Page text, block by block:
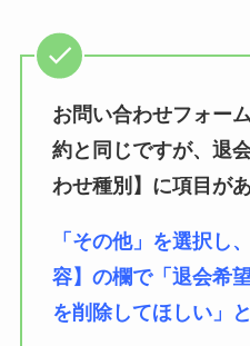
お問い合わせフォー
約と同じですが、退
わせ種別】に項目が
「その他」を選択し
容】の欄で「退会希
を削除してほしい」